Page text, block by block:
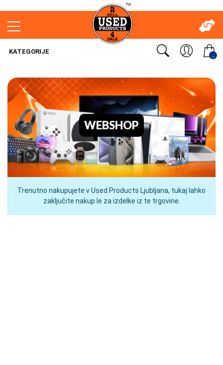
..
KATEGORIJE
WEBSHOP
Trenutno nakupujete v Used Products Ljubljana, tukaj lahko
zaključite nakup le za izdelke iz te trgovine.